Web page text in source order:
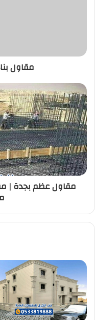
مقاول
مقاول عظم بجدة |